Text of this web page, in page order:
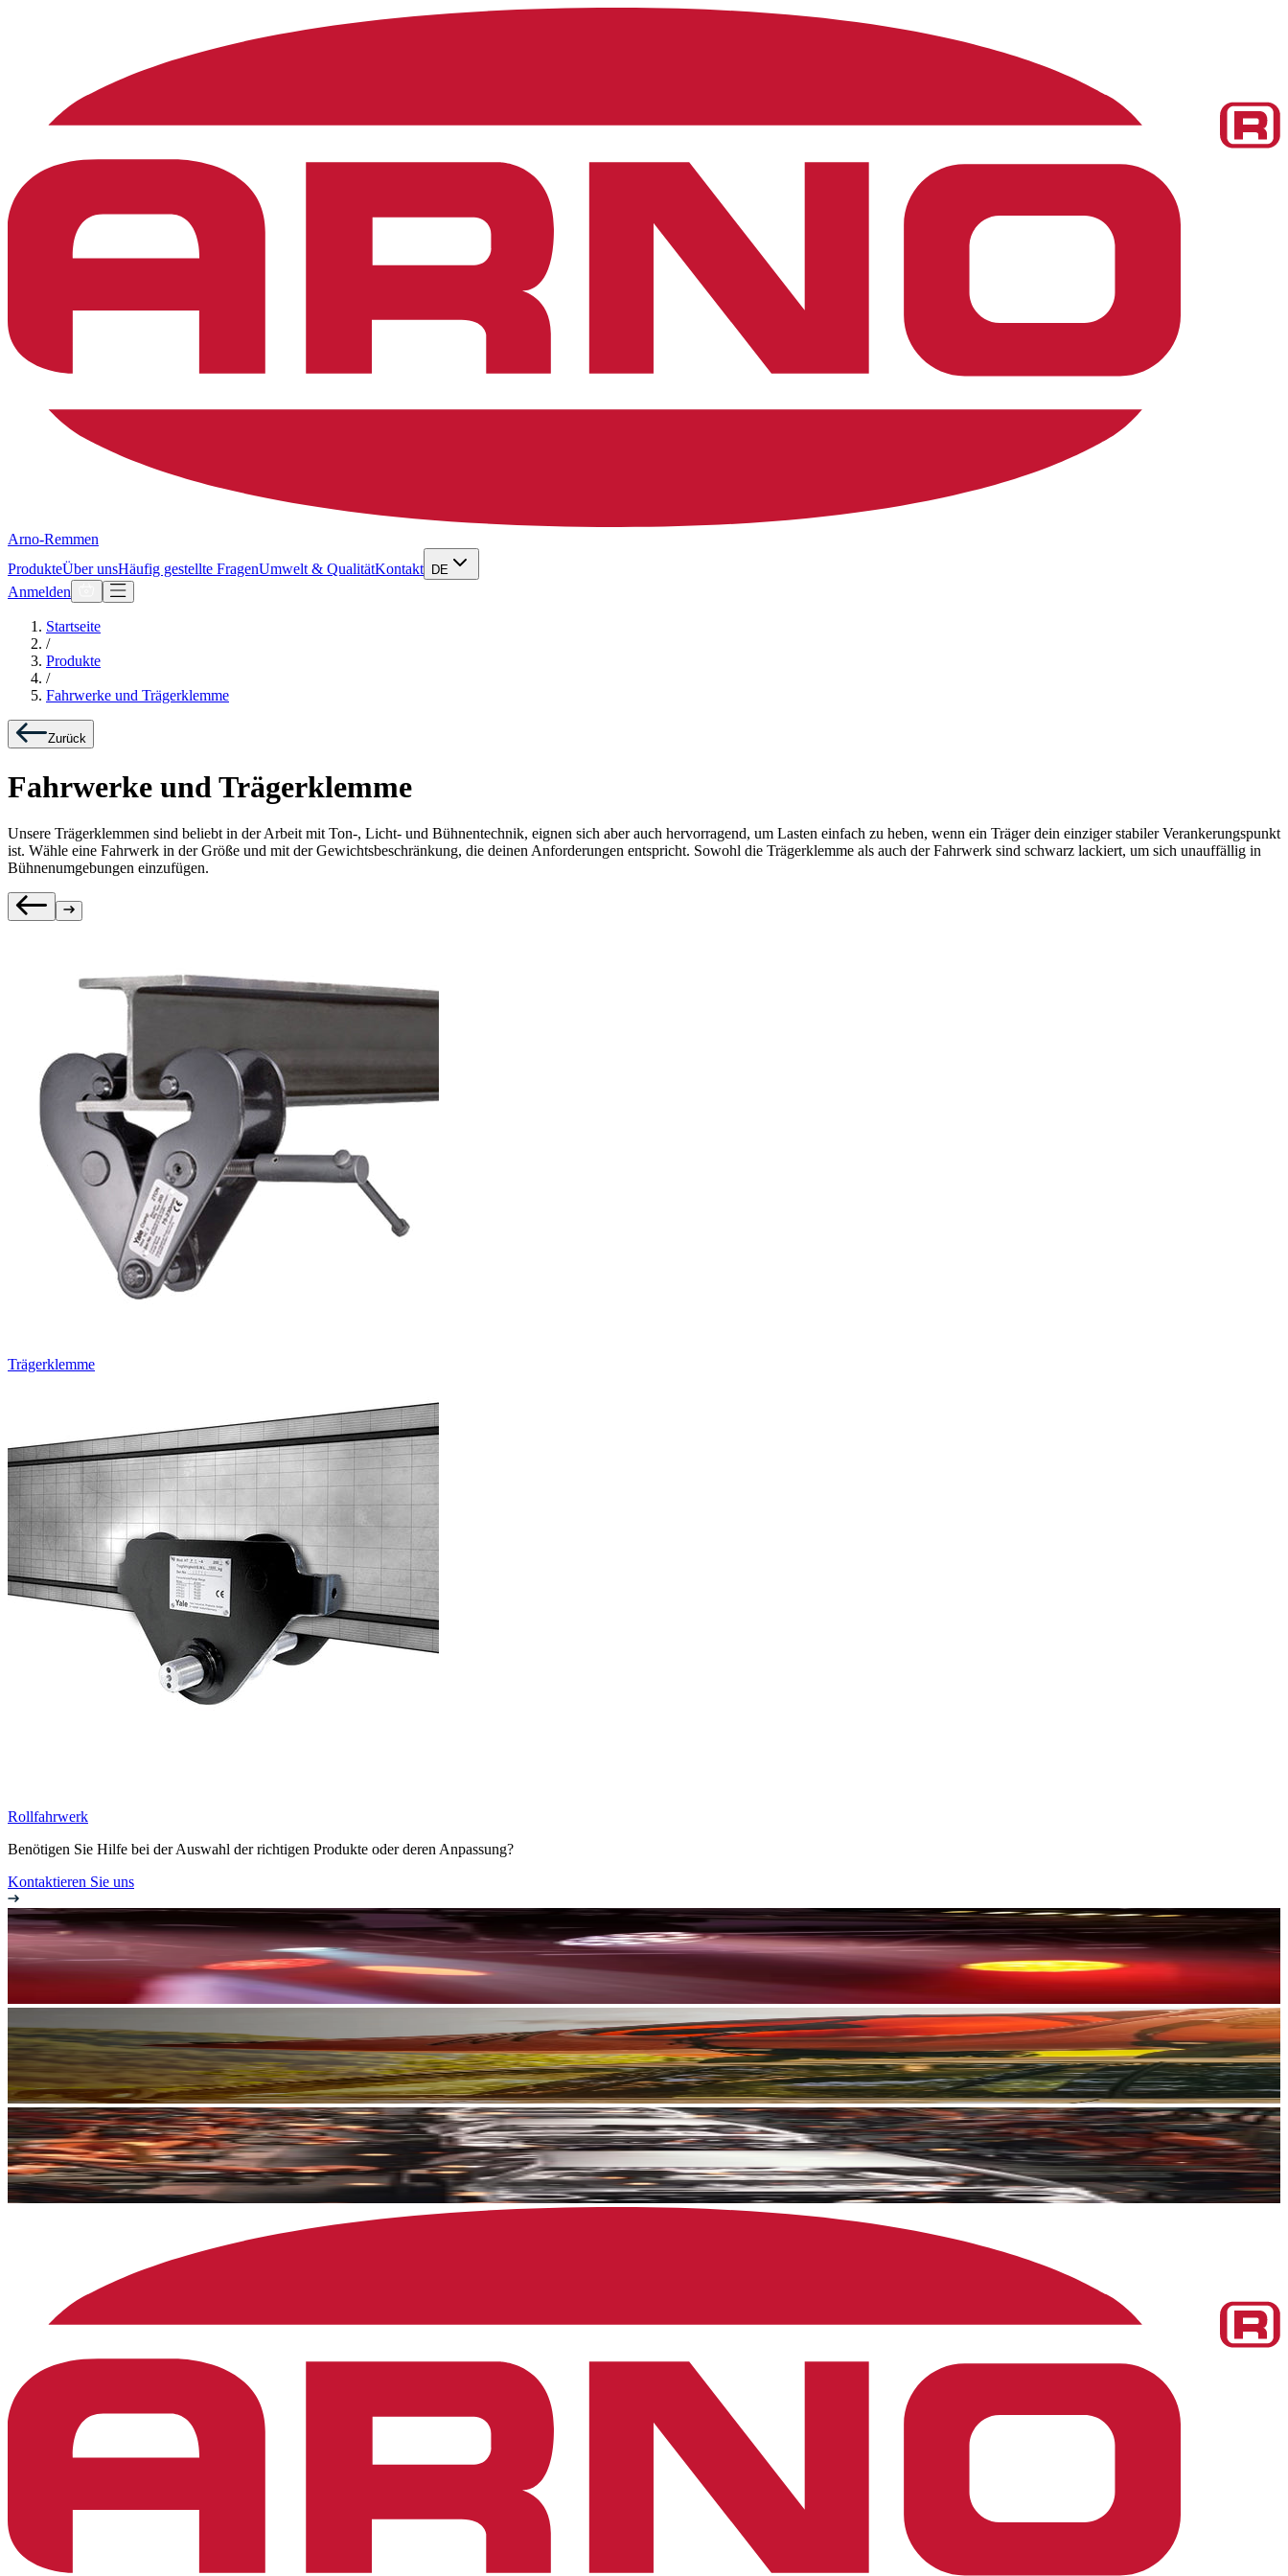
Arno-Remmen
ProdukteÜber unsHäufig gestellte FragenUmwelt & QualitätKontakt DE
Anmelden
Startseite
/
Produkte
/
Fahrwerke und Trägerklemme
Zurück
Fahrwerke und Trägerklemme
Unsere Trägerklemmen sind beliebt in der Arbeit mit Ton-, Licht- und Bühnentechnik, eignen sich aber auch hervorragend, um Lasten einfach zu heben, wenn ein Träger dein einziger stabiler Verankerungspunkt
ist. Wähle eine Fahrwerk in der Größe und mit der Gewichtsbeschränkung, die deinen Anforderungen entspricht. Sowohl die Trägerklemme als auch der Fahrwerk sind schwarz lackiert, um sich unauffällig in
Bühnenumgebungen einzufügen.
Trägerklemme
Rollfahrwerk
Benötigen Sie Hilfe bei der Auswahl der richtigen Produkte oder deren Anpassung?
Kontaktieren Sie uns